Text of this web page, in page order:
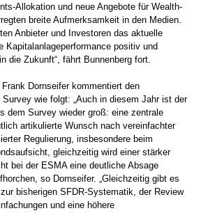
Allokation und neue Angebote für Wealth-
breite Aufmerksamkeit in den Medien.
Anbieter und Investoren das aktuelle
Kapitalanlageperformance positiv und
die Zukunft“, fährt Bunnenberg fort.
Dornseifer kommentiert den
wie folgt: „Auch in diesem Jahr ist der
dem Survey wieder groß: eine zentrale
artikulierte Wunsch nach vereinfachter
Regulierung, insbesondere beim
gleichzeitig wird einer stärker
bei der ESMA eine deutliche Absage
so Dornseifer. „Gleichzeitig gibt es
bisherigen SFDR-Systematik, der Review
und eine höhere